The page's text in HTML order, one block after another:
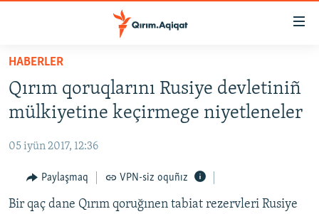
Esas
qaytmaq
Baş
navigatsiyağa
qaytmaq
qaytmaq
SİYASET
İQTİSADİYAT
CEMİYET
MEDENİYET
İNSAN AQLARI
HABERLER
Qırım qoruqlarını Rusiye devletiniñ
mülkiyetine keçirmege niyetleneler
05 iyün 2017, 12:36
Paylaşmaq VPN-siz oquñız
Bir qaç dane Qırım qoruğınen tabiat rezervleri Rusiye